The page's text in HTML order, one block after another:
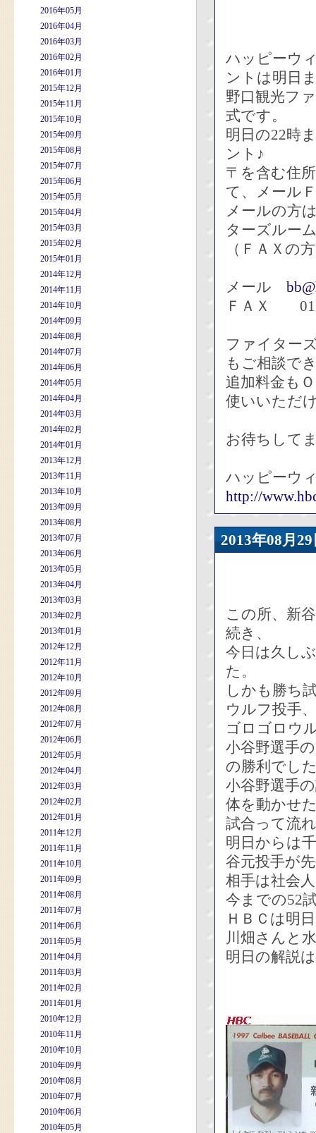
2016年05月
2016年04月
2016年03月
2016年02月
2016年01月
2015年12月
2015年11月
2015年10月
2015年09月
2015年08月
2015年07月
2015年06月
2015年05月
2015年04月
2015年03月
2015年02月
2015年01月
2014年12月
2014年11月
2014年10月
2014年09月
2014年08月
2014年07月
2014年06月
2014年05月
2014年04月
2014年03月
2014年02月
2014年01月
2013年12月
2013年11月
2013年10月
2013年09月
2013年08月
2013年07月
2013年06月
2013年05月
2013年04月
2013年03月
2013年02月
2013年01月
2012年12月
2012年11月
2012年10月
2012年09月
2012年08月
2012年07月
2012年06月
2012年05月
2012年04月
2012年03月
2012年02月
2012年01月
2011年12月
2011年11月
2011年10月
2011年09月
2011年08月
2011年07月
2011年06月
2011年05月
2011年04月
2011年03月
2011年02月
2011年01月
2010年12月
2010年11月
2010年10月
2010年09月
2010年08月
2010年07月
2010年06月
2010年05月
ハッピーウ
ントは明日
野口観光フ
式です。
明日の22時
ント♪
〒を含む住
て、メール
メールの方
ターズルー
（ＦＡＸの
メール
ＦＡＸ
ファイター
もご相談で
追加料金も
使いいただ
お待ちして
ハッピーウ
http://
2013年08
この所、新
続き、
今日は久し
た。
しかも勝ち
ウルフ投手
ゴロゴロウ
小谷野選手
の勝利でし
小谷野選手
体を動かせ
試合って流
明日からは
谷元投手が
相手は社会
今までの52
ＨＢＣは明
川畑さんと
明日の解説